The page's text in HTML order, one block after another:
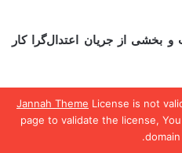
Jannah Theme License is not
page to validate the license,
domain
بخشی از جریان اعتدال‌گرا کار
ایادی داخلی هیچ غلطی نخواهد
خواهان کاخ سفید، روی جریان
و جنبش سبز کار حرفه‌‌ای